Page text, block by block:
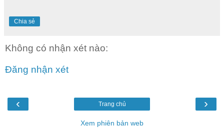
Chia sẻ
Không có nhận xét nào:
Đăng nhận xét
‹ ›
Trang chủ
Xem phiên bản web